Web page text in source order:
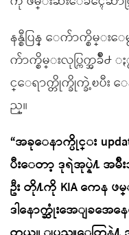
နန္စီပြန္ ေက်ာက္စိမ္း
က်ာက္စိမ္းလုပ္ကြက္အခ်ိဳ
င္ေရာက္တိုက္ခိုက္ခဲ့ၿပီး ေ
ည္။
“အခုေနာက္ပိုင္း
ပီးေတာ့ ဒုရဲအုပ္နဲ႔ အမ်ိဳ
ဦး တို႔ကို KIA ကေန
ဒါေနာက္ဆုံးအေျခအေ